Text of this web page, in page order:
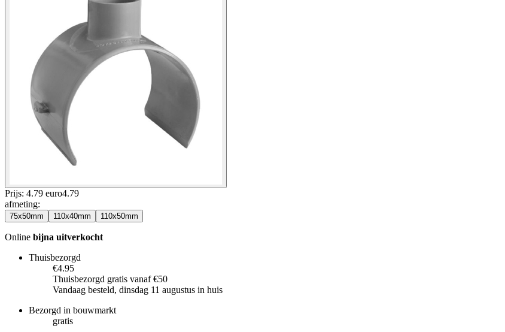
Prijs: 4.79 euro4.79
afmeting:
75x50mm 110x40mm 110x50mm
Online bijna uitverkocht
Thuisbezorgd
€4.95
Thuisbezorgd gratis vanaf €50
Vandaag besteld, dinsdag 11 augustus in huis
Bezorgd in bouwmarkt
gratis